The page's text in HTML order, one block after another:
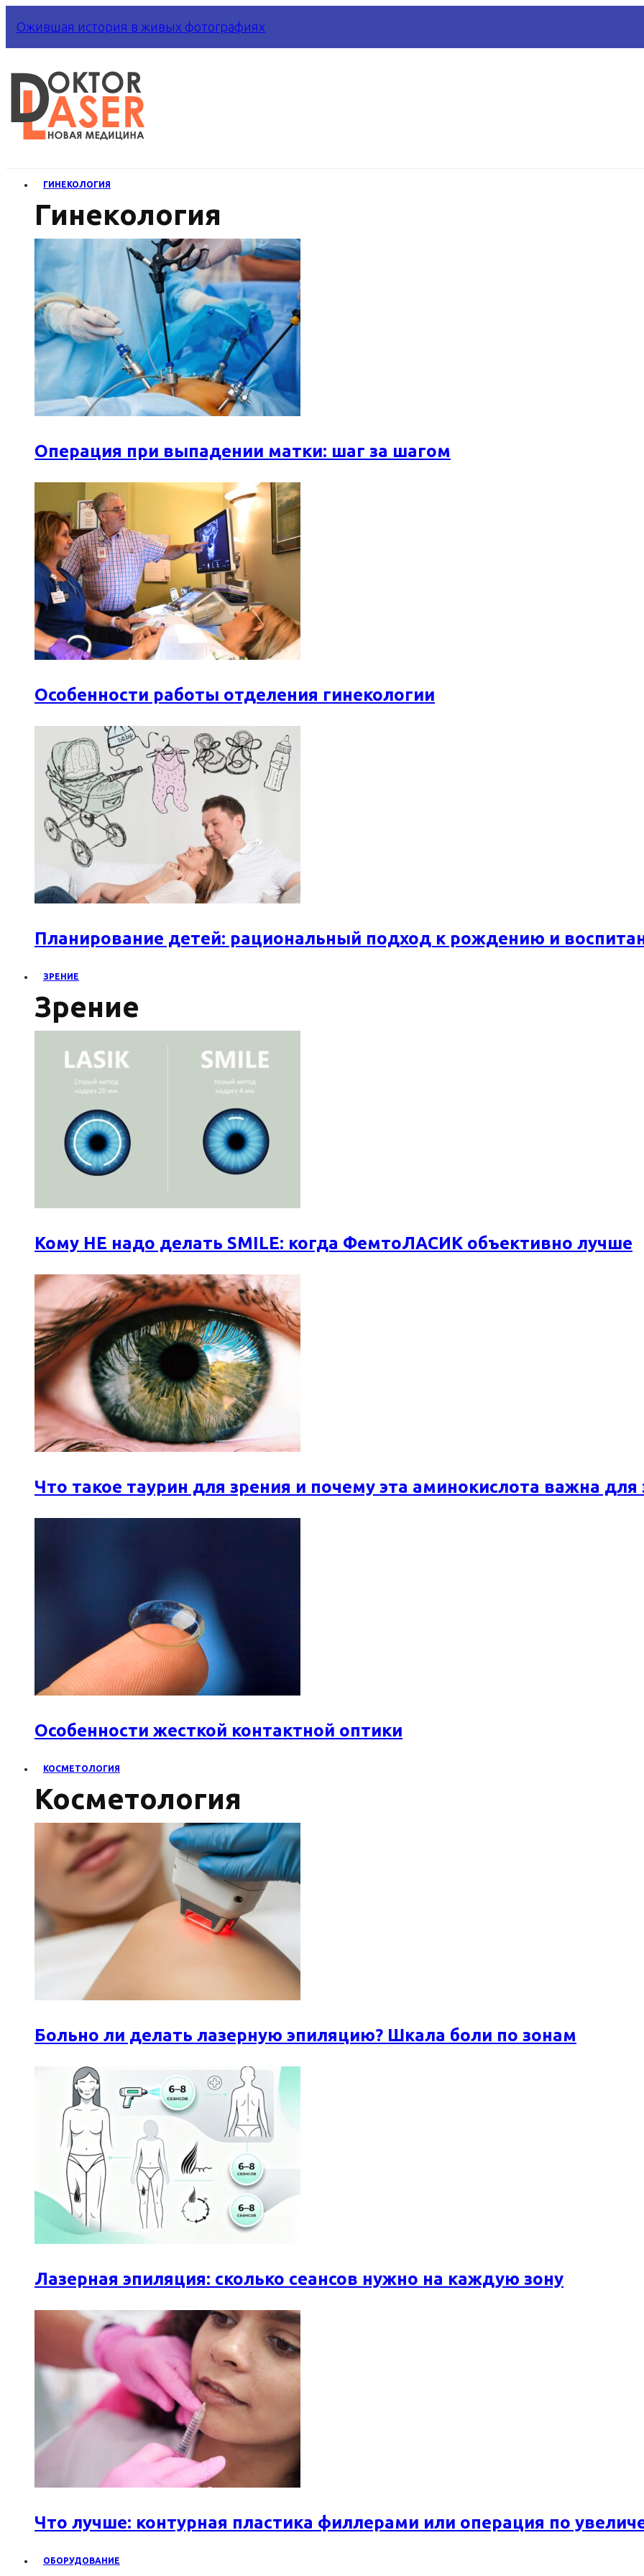
Ожившая история в живых фотографиях
ГИНЕКОЛОГИЯ
Гинекология
Операция при выпадении матки: шаг за шагом
Особенности работы отделения гинекологии
Планирование детей: рациональный подход к рождению и
ЗРЕНИЕ
Зрение
Кому НЕ надо делать SMILE: когда ФемтоЛАСИК объективно лучше
Что такое таурин для зрения и почему эта аминокислота важна для
Особенности жесткой контактной оптики
КОСМЕТОЛОГИЯ
Косметология
Больно ли делать лазерную эпиляцию? Шкала боли по зонам
Лазерная эпиляция: сколько сеансов нужно на каждую зону
Что лучше: контурная пластика филлерами или операция по
ОБОРУДОВАНИЕ